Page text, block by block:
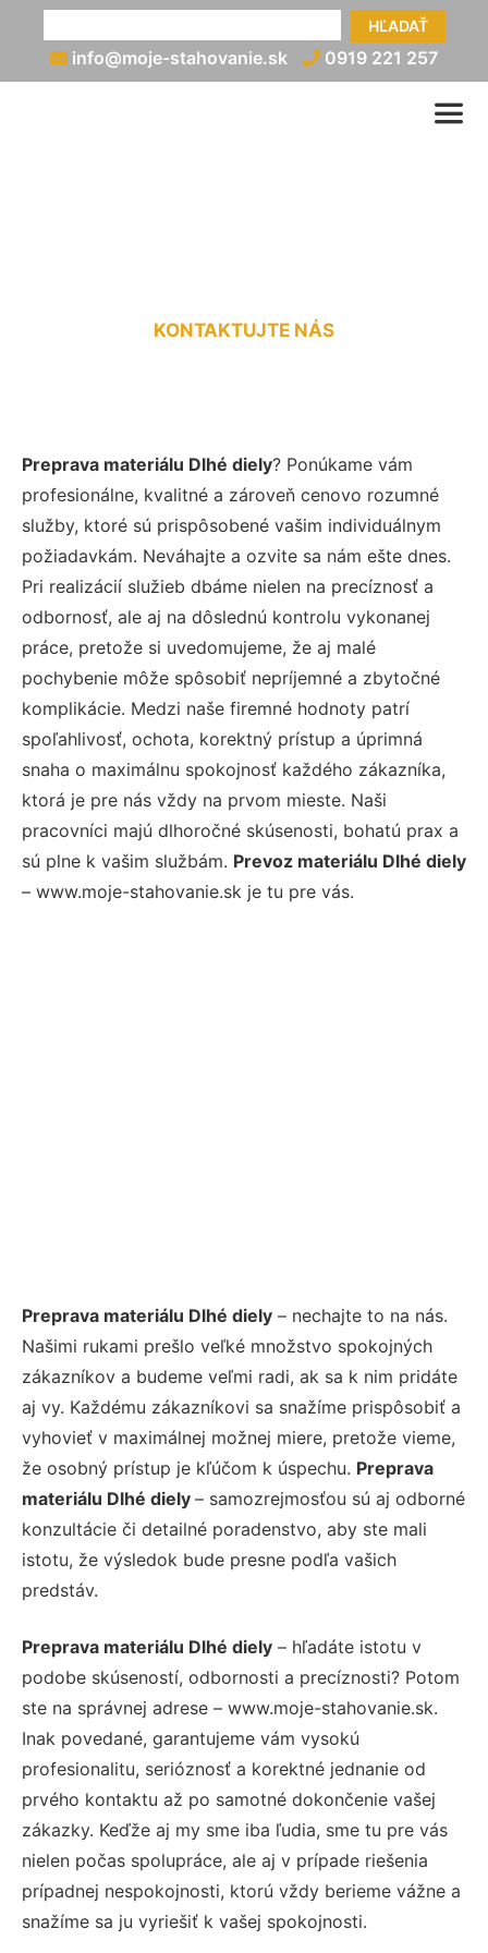
HĽADAŤ
info@moje-stahovanie.sk 0919 221 257
KONTAKTUJTE NÁS
Preprava materiálu Dlhé diely? Ponúkame vám
profesionálne, kvalitné a zároveň cenovo rozumné
služby, ktoré sú prispôsobené vašim individuálnym
požiadavkám. Neváhajte a ozvite sa nám ešte dnes.
Pri realizácií služieb dbáme nielen na precíznosť a
odbornosť, ale aj na dôslednú kontrolu vykonanej
práce, pretože si uvedomujeme, že aj malé
pochybenie môže spôsobiť nepríjemné a zbytočné
komplikácie. Medzi naše firemné hodnoty patrí
spoľahlivosť, ochota, korektný prístup a úprimná
snaha o maximálnu spokojnosť každého zákazníka,
ktorá je pre nás vždy na prvom mieste. Naši
pracovníci majú dlhoročné skúsenosti, bohatú prax a
sú plne k vašim službám. Prevoz materiálu Dlhé diely
– www.moje-stahovanie.sk je tu pre vás.
Preprava materiálu Dlhé diely – nechajte to na nás.
Našimi rukami prešlo veľké množstvo spokojných
zákazníkov a budeme veľmi radi, ak sa k nim pridáte
aj vy. Každému zákazníkovi sa snažíme prispôsobiť a
vyhovieť v maximálnej možnej miere, pretože vieme,
že osobný prístup je kľúčom k úspechu. Preprava
materiálu Dlhé diely – samozrejmosťou sú aj odborné
konzultácie či detailné poradenstvo, aby ste mali
istotu, že výsledok bude presne podľa vašich
predstáv.
Preprava materiálu Dlhé diely – hľadáte istotu v
podobe skúseností, odbornosti a precíznosti? Potom
ste na správnej adrese – www.moje-stahovanie.sk.
Inak povedané, garantujeme vám vysokú
profesionalitu, serióznosť a korektné jednanie od
prvého kontaktu až po samotné dokončenie vašej
zákazky. Keďže aj my sme iba ľudia, sme tu pre vás
nielen počas spolupráce, ale aj v prípade riešenia
prípadnej nespokojnosti, ktorú vždy berieme vážne a
snažíme sa ju vyriešiť k vašej spokojnosti.